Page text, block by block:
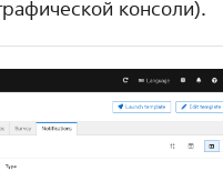
консоли).